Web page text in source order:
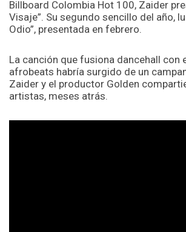
Billboard Colombia Hot 100, Zaider
Visaje”. Su segundo sencillo del año,
Odio”, presentada en febrero.
La canción que fusiona dancehall con
afrobeats habría surgido de un
Zaider y el productor Golden
artistas, meses atrás.